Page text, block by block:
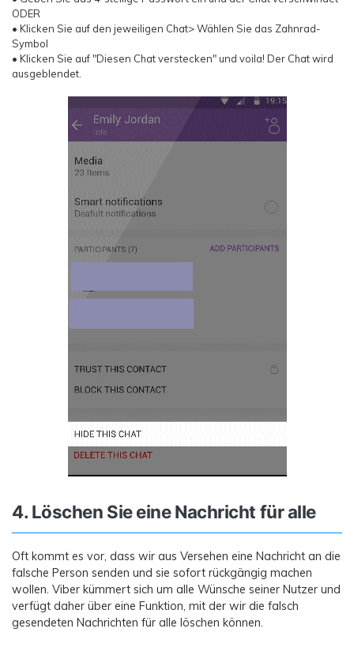
ODER
• Klicken Sie auf den jeweiligen Chat> Wählen Sie das Zahnrad-
Symbol
• Klicken Sie auf "Diesen Chat verstecken" und voila! Der Chat wird
ausgeblendet.
4. Löschen Sie eine Nachricht für alle
Oft kommt es vor, dass wir aus Versehen eine Nachricht an die
falsche Person senden und sie sofort rückgängig machen
wollen. Viber kümmert sich um alle Wünsche seiner Nutzer und
verfügt daher über eine Funktion, mit der wir die falsch
gesendeten Nachrichten für alle löschen können.